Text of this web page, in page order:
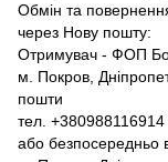
Обмін та
через Нову пошту:
Отримувач - ФОП
м. Покров,
пошти
тел. +380988116914
або безпосередньо